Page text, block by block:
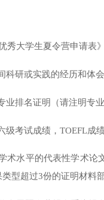
秀大学生夏令营申请表
研或实践的经历和体会
排名证明（请注明专
考试成绩，TOEFL成
术水平的代表性学术
型超过3份的证明材料